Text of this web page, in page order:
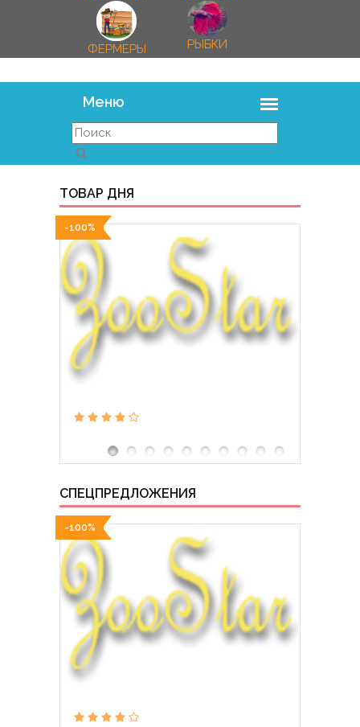
ФЕРМЕРЫ РЫБКИ
ТОВАР ДНЯ
-100%
СПЕЦПРЕДЛОЖЕНИЯ
-100%